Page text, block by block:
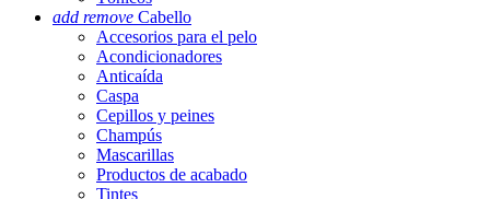
add remove Cabello
Accesorios para el pelo
Acondicionadores
Anticaída
Caspa
Cepillos y peines
Champús
Mascarillas
Productos de acabado
Tintes